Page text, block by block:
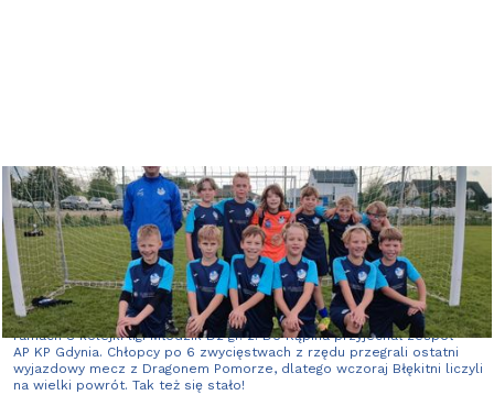
Drużyna rocznika 2012 wraca na
zwycięskie tory!
09.10.2022
W minioną sobotę błękitny zespół 2012 rozegrał domowe spotkanie w
ramach 8 kolejki ligi Młodzik D2 gr. 2. Do Kąpina przyjechał zespół
AP KP Gdynia. Chłopcy po 6 zwycięstwach z rzędu przegrali ostatni
wyjazdowy mecz z Dragonem Pomorze, dlatego wczoraj Błękitni liczyli
na wielki powrót. Tak też się stało!